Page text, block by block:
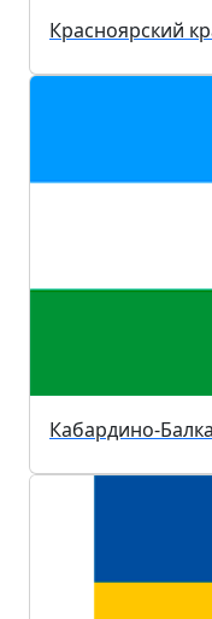
Красноярский
Кабардино-